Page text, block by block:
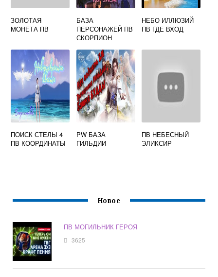
ЗОЛОТАЯ
МОНЕТА ПВ
БАЗА
ПЕРСОНАЖЕЙ ПВ
СКОРПИОН
НЕБО ИЛЛЮЗИЙ
ПВ ГДЕ ВХОД
ПОИСК СТЕЛЫ 4
ПВ КООРДИНАТЫ
PW БАЗА
ГИЛЬДИИ
ПВ НЕБЕСНЫЙ
ЭЛИКСИР
Новое
ПВ МОГИЛЬНИК ГЕРОЯ
3625